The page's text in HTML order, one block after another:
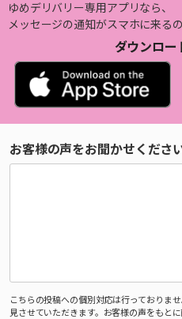
ゆめデリバリー専用アプリなら、
メッセージの通知がスマホに来る
ダウンロー
お客様の声をお聞かせくださ
こちらの投稿への個別対応は行っておりま
見させていただきます。お客様の声をもと